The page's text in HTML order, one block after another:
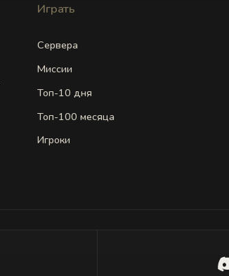
Играть
Сервера
Миссии
Топ-10 дня
Топ-100 месяца
Игроки